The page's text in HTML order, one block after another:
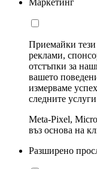
Приемайки
реклами,
отстъпки за
вашето
измерваме
следните
Meta-Pixel,
въз основа на
Разширено